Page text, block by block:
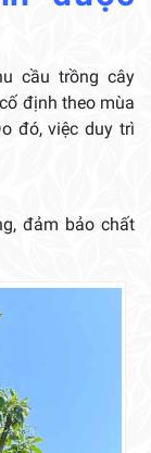
cầu trồng cây
định theo mùa
đó, việc duy trì
đảm bảo chất